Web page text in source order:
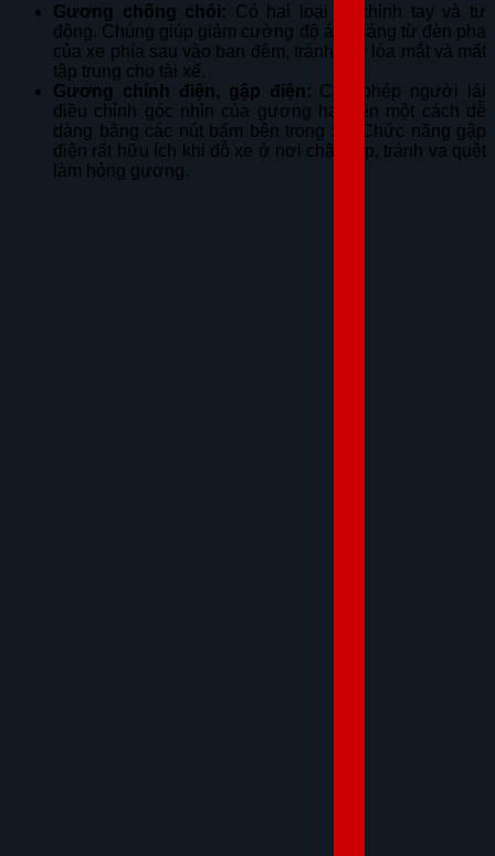
Gương chống chói: Có hai loại là chỉnh tay và tự
động. Chúng giúp giảm cường độ ánh sáng từ đèn pha
của xe phía sau vào ban đêm, tránh gây lóa mắt và mất
tập trung cho tài xế.
Gương chỉnh điện, gập điện: Cho phép người lái
điều chỉnh góc nhìn của gương hai bên một cách dễ
dàng bằng các nút bấm bên trong xe. Chức năng gập
điện rất hữu ích khi đỗ xe ở nơi chật hẹp, tránh va quệt
làm hỏng gương.